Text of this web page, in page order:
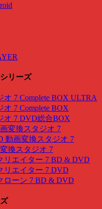
リーズ
オ 7 Complete BOX ULTRA
オ 7 Complete BOX
オ 7 DVD総合BOX
変換スタジオ 7
動画変換スタジオ 7
換スタジオ 7
リエイター 7 BD & DVD
リエイター 7 DVD
ローン 7 BD & DVD